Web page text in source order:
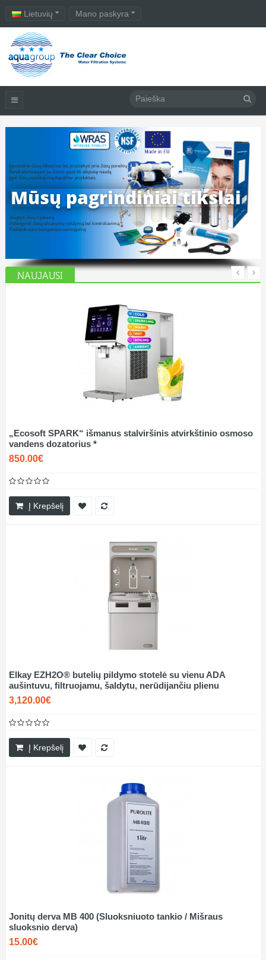
Lietuvių Mano paskyra
Mūsų pagrindiniai tikslai
Įgyvendinti Jūsų lūkesčius bei prisitaikyti prie Jūsų poreikių
Bendradarbiaujant su Jumis gauti tik abipusę naudą
Įgyti Jūsų pasitikėjimą Aquafilter produktais
Išugdyti Jūsų lojalumą
Palengvinti Jūsų užsakymų vykdymą bei kontroliavimą
Padidinti savo kompanijos vertingumą
NAUJAUSI
„Ecosoft SPARK“ išmanus stalviršinis atvirkštinio osmoso
vandens dozatorius *
850.00€
Į Krepšelį
Elkay EZH2O® butelių pildymo stotelė su vienu ADA
aušintuvu, filtruojamu, šaldytu, nerūdijančiu plienu
3,120.00€
Į Krepšelį
Jonitų derva MB 400 (Sluoksniuoto tankio / Mišraus
sluoksnio derva)
15.00€